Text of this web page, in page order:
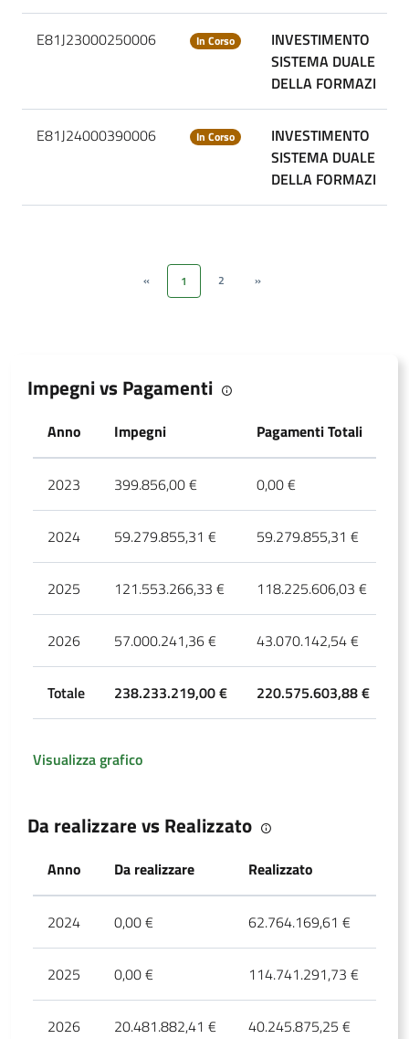
E81J23000250006 In Corso
INVESTIMENTO
SISTEMA DUALE
DELLA FORMAZI
E81J24000390006 In Corso
INVESTIMENTO
SISTEMA DUALE
DELLA FORMAZI
« 1 2 »
Impegni vs Pagamenti
Anno Impegni Pagamenti Totali
2023 399.856,00 € 0,00 €
2024 59.279.855,31 € 59.279.855,31 €
2025 121.553.266,33 € 118.225.606,03 €
2026 57.000.241,36 € 43.070.142,54 €
Totale 238.233.219,00 € 220.575.603,88 €
Visualizza grafico
Da realizzare vs Realizzato
Anno Da realizzare Realizzato
2024 0,00 € 62.764.169,61 €
2025 0,00 € 114.741.291,73 €
2026 20.481.882,41 € 40.245.875,25 €